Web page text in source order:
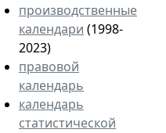
производственные
календари (1998-
2023)
правовой
календарь
календарь
статистической